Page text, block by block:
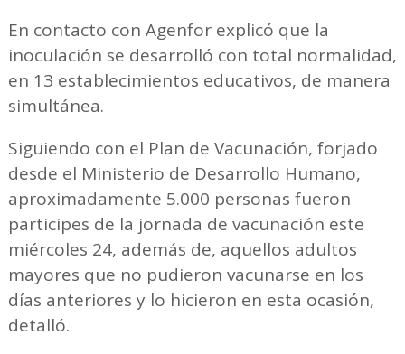
En contacto con Agenfor explicó que la
inoculación se desarrolló con total normalidad,
en 13 establecimientos educativos, de manera
simultánea.
Siguiendo con el Plan de Vacunación, forjado
desde el Ministerio de Desarrollo Humano,
aproximadamente 5.000 personas fueron
participes de la jornada de vacunación este
miércoles 24, además de, aquellos adultos
mayores que no pudieron vacunarse en los
días anteriores y lo hicieron en esta ocasión,
detalló.